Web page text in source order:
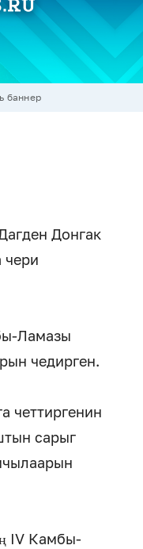
баннер
Донгак
чери
Ламазы
чедирген.
четтиргенин
сарыг
IV Камбы-